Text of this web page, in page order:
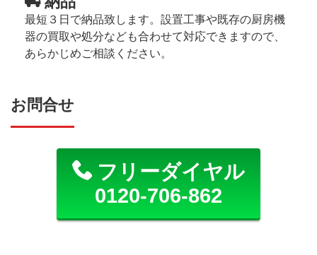
最短３日で納品致します。設置工事や既存の厨房機
器の買取や処分なども合わせて対応できますので、
あらかじめご相談ください。
お問合せ
フリーダイヤル
0120-706-862